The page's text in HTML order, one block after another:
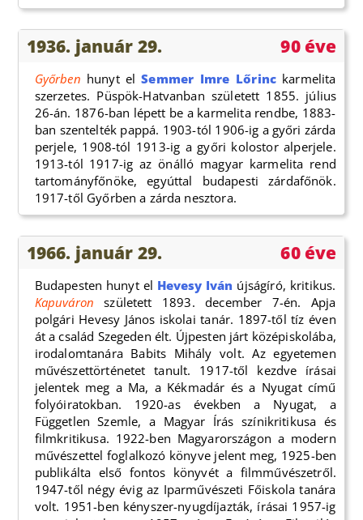
1936. január 29. 90 éve
Győrben hunyt elSemmer Imre Lőrinckarmelita
szerzetes. Püspök-Hatvanban született 1855. július
26-án. 1876-ban lépett be a karmelita rendbe, 1883-
ban szentelték pappá. 1903-tól 1906-ig a győri zárda
perjele, 1908-tól 1913-ig a győri kolostor alperjele.
1913-tól 1917-ig az önálló magyar karmelita rend
tartományfőnöke, egyúttal budapesti zárdafőnök.
1917-től Győrben a zárda nesztora.
1966. január 29. 60 éve
Budapesten hunyt el Hevesy Iván újságíró, kritikus.
Kapuváron született 1893. december 7-én. Apja
polgári Hevesy János iskolai tanár. 1897-től tíz éven
át a család Szegeden élt. Újpesten járt középiskolába,
irodalomtanára Babits Mihály volt. Az egyetemen
művészettörténetet tanult. 1917-től kezdve írásai
jelentek meg a Ma, a Kékmadár és a Nyugat című
folyóiratokban. 1920-as években a Nyugat, a
Független Szemle, a Magyar Írás színikritikusa és
filmkritikusa. 1922-ben Magyarországon a modern
művészettel foglalkozó könyve jelent meg, 1925-ben
publikálta első fontos könyvét a filmművészetről.
1947-től négy évig az Iparművészeti Főiskola tanára
volt. 1951-ben kényszer-nyugdíjazták, írásai 1957-ig